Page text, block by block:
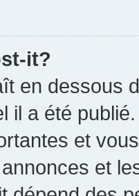
it?
en dessous
il a été
et
et